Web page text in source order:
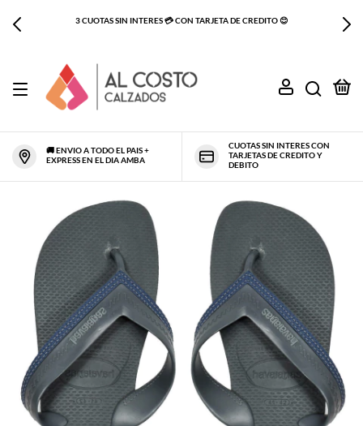
PRIMER CAMBIO GRATIS - SINO TE GUSTO O NO ES TU TALLE TE LO
CAMBIAMOS SIN CARGO
🚚 ENVIO A TODO EL PAIS +
EXPRESS EN EL DIA AMBA
CUOTAS SIN INTERES CON
TARJETAS DE CREDITO Y
DEBITO